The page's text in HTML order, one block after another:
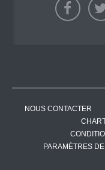
NOUS CONTACTER
PARAMÈTRES